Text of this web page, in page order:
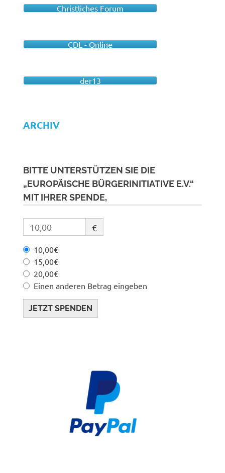
Christliches Forum
CDL - Online
der13
ARCHIV
BITTE UNTERSTÜTZEN SIE DIE
„EUROPÄISCHE BÜRGERINITIATIVE E.V.“
MIT IHRER SPENDE,
€
10,00€
15,00€
20,00€
Einen anderen Betrag eingeben
JETZT SPENDEN